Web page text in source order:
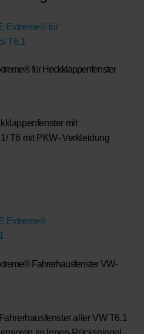
für Heckklappenfenster
mit
T6 mit PKW- Verkleidung
Fahrerhausfenster VW-
aller VW T6.1